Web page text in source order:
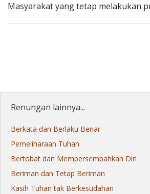
Masyarakat yang tetap melakukan
Renungan lainnya...
Berkata dan Berlaku Benar
Pemeliharaan Tuhan
Bertobat dan Mempersembahkan Diri
Beriman dan Tetap Beriman
Kasih Tuhan tak Berkesudahan